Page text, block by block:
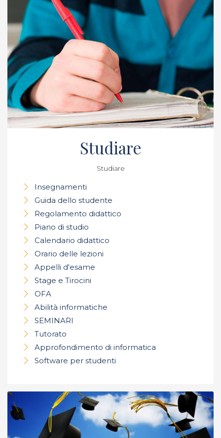
Studiare
Studiare
Insegnamenti
Guida dello studente
Regolamento didattico
Piano di studio
Calendario didattico
Orario delle lezioni
Appelli d'esame
Stage e Tirocini
OFA
Abilità informatiche
SEMINARI
Tutorato
Approfondimento di informatica
Software per studenti